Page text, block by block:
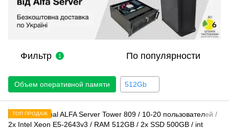
Фильтр 1 По популярности
Объем оперативной памяти 512Gb
ТОП ПРОДАЖ